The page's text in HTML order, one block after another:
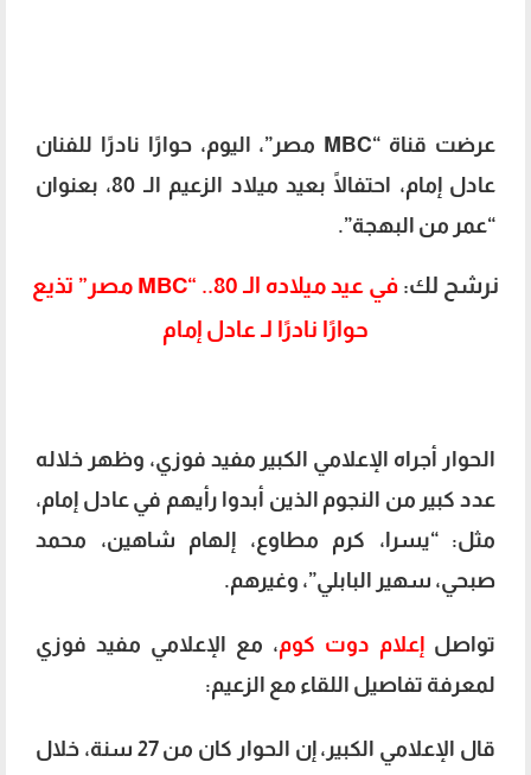
عرضت قناة “MBC مصر”، اليوم، حوارًا نادرًا للفنان
عادل إمام، احتفالًا بعيد ميلاد الزعيم الـ 80، بعنوان
“عمر من البهجة”.
نرشح لك:
في عيد ميلاده الـ 80.. “MBC مصر” تذيع
حوارًا نادرًا لـ عادل إمام
الحوار أجراه الإعلامي الكبير مفيد فوزي، وظهر خلاله
عدد كبير من النجوم الذين أبدوا رأيهم في عادل إمام،
مثل: “يسرا، كرم مطاوع، إلهام شاهين، محمد
صبحي، سهير البابلي”، وغيرهم.
تواصل إعلام دوت كوم، مع الإعلامي مفيد فوزي
لمعرفة تفاصيل اللقاء مع الزعيم:
قال الإعلامي الكبير، إن الحوار كان من 27 سنة، خلال